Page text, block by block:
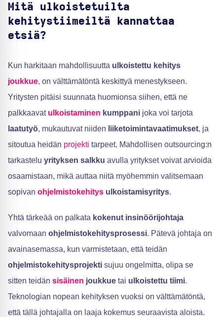
Mitä ulkoistetuilta
kehitystiimeiltä kannattaa
etsiä?
Kun harkitaan mahdollisuutta ulkoistettu kehitys
joukkue, on välttämätöntä keskittyä menestykseen.
Yritysten pitäisi suunnata huomionsa siihen, että ne
palkkaavat ulkoistaminen kumppani joka voi tarjota
laatutyö, mukautuvat niiden liiketoimintavaatimukset, ja
sitoutua heidän projekti tarpeet. Mahdollisen outsourcing:n
tarkastelu yrityksen salkku avulla yritykset voivat arvioida
osaamistaan, mikä auttaa niitä myöhemmin valitsemaan
sopivan ohjelmistokehitys ulkoistamisyritys.
Yhtä tärkeää on palkata kokenut insinöörijohtaja
valvomaan ohjelmistokehitysprosessi. Pätevä johtaja on
avainasemassa, kun varmistetaan, että teidän
ohjelmistokehitysprojekti sujuu ongelmitta, olipa se
sitten teidän sisäinen joukkue tai ulkoistettu tiimi.
Teknologian nopean kehityksen vuoksi on välttämätöntä,
että tällä johtajalla on laaja kokemus seuraavista aloista.